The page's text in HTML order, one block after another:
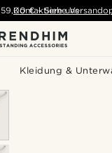
Kleidung &
59,00 € - Siehe
Kontaktiere uns